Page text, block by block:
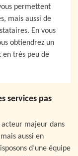
permettent
mais aussi de
En vous
obtiendrez un
en très peu de
services pas
acteur majeur dans
aussi en
d’une équipe